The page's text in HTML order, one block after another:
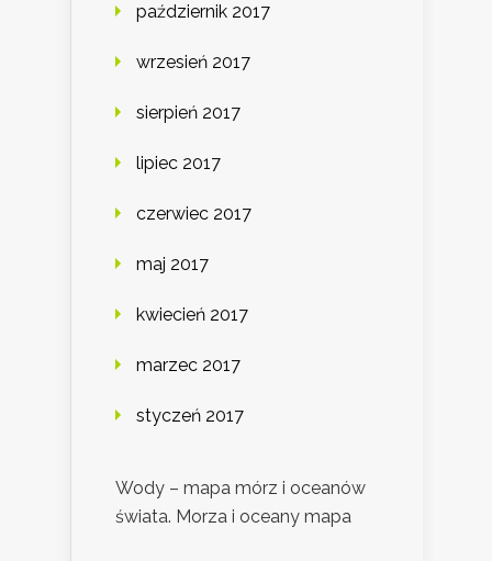
październik 2017
wrzesień 2017
sierpień 2017
lipiec 2017
czerwiec 2017
maj 2017
kwiecień 2017
marzec 2017
styczeń 2017
Wody – mapa mórz i oceanów
świata. Morza i oceany mapa